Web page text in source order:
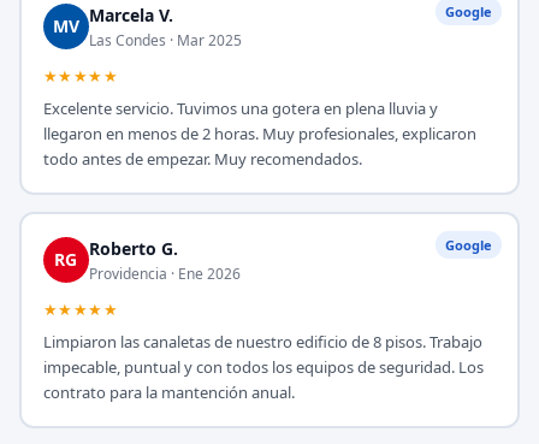
Google
MV Marcela V.
Las Condes · Mar 2025
★★★★★
Excelente servicio. Tuvimos una gotera en plena lluvia y
llegaron en menos de 2 horas. Muy profesionales, explicaron
todo antes de empezar. Muy recomendados.
Google
RG Roberto G.
Providencia · Ene 2026
★★★★★
Limpiaron las canaletas de nuestro edificio de 8 pisos. Trabajo
impecable, puntual y con todos los equipos de seguridad. Los
contrato para la mantención anual.